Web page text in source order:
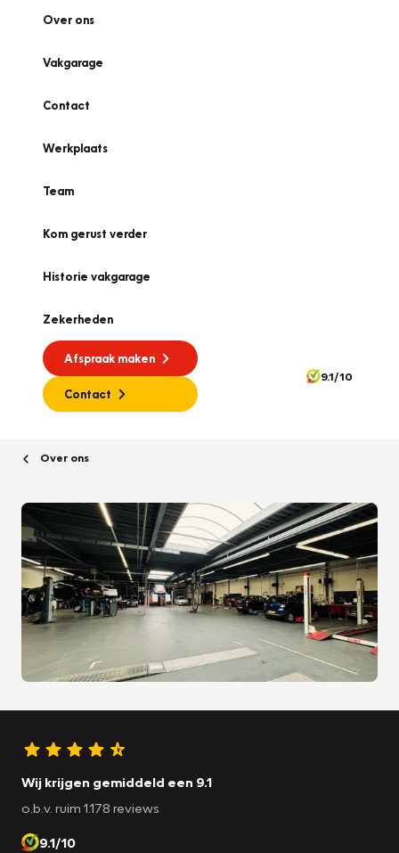
Over ons
Vakgarage
Contact
Werkplaats
Team
Kom gerust verder
Historie vakgarage
Zekerheden
Afspraak maken
Contact
9.1/10
Over ons
Wij krijgen gemiddeld een 9.1
o.b.v. ruim 1.178 reviews
9.1/10